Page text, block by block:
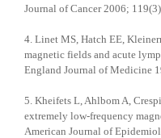
Journal of Cancer 2006;
4. Linet MS, Hatch EE,
magnetic fields and acute
England Journal of Medicine
5. Kheifets L, Ahlbom A,
extremely low-frequency
American Journal of